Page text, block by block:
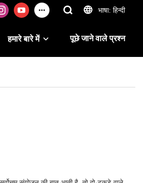
भाषा: हिन्दी
हमारे बारे में पूछे जाने वाले प्रश्न